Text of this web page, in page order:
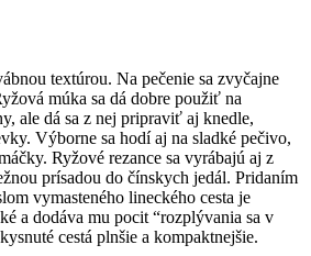
textúrou. Na pečenie sa zvyčajne
múka sa dá dobre použiť na
ale dá sa z nej pripraviť aj knedle,
Výborne sa hodí aj na sladké pečivo,
Ryžové rezance sa vyrábajú aj z
prísadou do čínskych jedál. Pridaním
vymasteného lineckého cesta je
a dodáva mu pocit “rozplývania sa v
cestá plnšie a kompaktnejšie.